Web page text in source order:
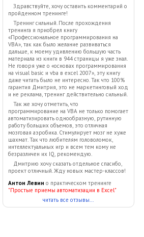
Здравствуйте, хочу оставить комментарий о
пройденном тренинге!
Тренинг сильный. После прохождения
тренинга я приобрел книгу
«Профессиональное программирования на
VBA», так как было желание развиваться
дальше, к моему удивлению большую часть
материала из книги в 944 страницы я уже знал.
Не говоря уже о «основах программирования
на visual basic и vba в excel 2007», эту книгу
даже читать было не интересно. Так что 100%
гарантия Дмитрия, это не маркетинговый ход
и не реклама, тренинг действительно сильный.
Так же хочу отметить, что
программирование на VBA не только помогает
автоматизировать однообразную, рутинную
работу больших объемов, это отличная
мозговая аэробика. Стимулирует мозг не хуже
шахмат. Так что любителям головоломок,
интеллектуальных игр и всем тем кому не
безразличен их IQ, рекомендую.
Дмитрию хочу сказать отдельное спасибо,
проект отличный. Жду новых мастер-классов!
Антон Левин о практическом тренинге
"Простые приемы автоматизации в Excel"
читать все отзывы...